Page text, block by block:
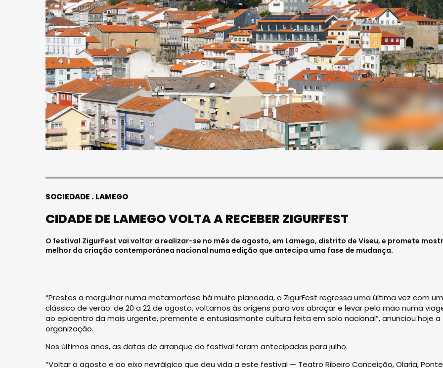
SOCIEDADE LAMEGO
CIDADE DE LAMEGO VOLTA A RECEBER ZIGURFEST
O festival ZigurFest vai voltar a realizar-se no mês de agosto, em Lamego, distrito de Viseu, e promete
melhor da criação contemporânea nacional numa edição que antecipa uma fase de mudança.
“Prestes a mergulhar numa metamorfose há muito planeada, o ZigurFest regressa uma última vez com um
clássico de verão: de 20 a 22 de agosto, voltamos às origens para vos abraçar e levar pela mão numa
ao epicentro da mais urgente, premente e entusiasmante cultura feita em solo nacional”, anunciou hoje a
organização.
Nos últimos anos, as datas de arranque do festival foram antecipadas para julho.
“Voltar a agosto e ao eixo nevrálgico que deu vida a este festival — Teatro Ribeiro Conceição, Olaria,
FALECEU PAULA ALMEIDA,
JOVEM ENFERMEIRA NO
HOSPITAL DE VISEU
Julho 27, 2026 . 11:00